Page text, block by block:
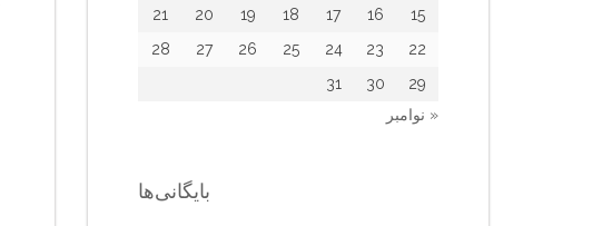
15
16
17
18
19
20
21
22
23
24
25
26
27
28
29
30
31
« نوامبر
بایگانی‌ها